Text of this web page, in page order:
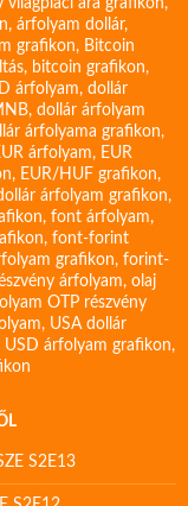
világpiaci ára grafikon,
, árfolyam dollár,
grafikon, Bitcoin
, bitcoin grafikon,
árfolyam, dollár
, dollár árfolyam
árfolyama grafikon,
árfolyam, EUR
, EUR/HUF grafikon,
árfolyam grafikon,
, font árfolyam,
, font-forint
grafikon, forint-
árfolyam, olaj
OTP részvény
, USA dollár
USD árfolyam grafikon,
S2E13